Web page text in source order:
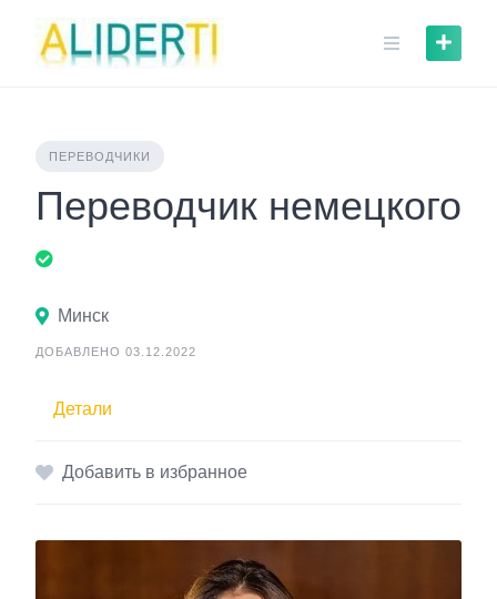
content
ПЕРЕВОДЧИКИ
Переводчик немецкого
Минск
ДОБАВЛЕНО 03.12.2022
Детали
Добавить в избранное